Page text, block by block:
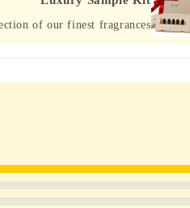
of our finest fragrances